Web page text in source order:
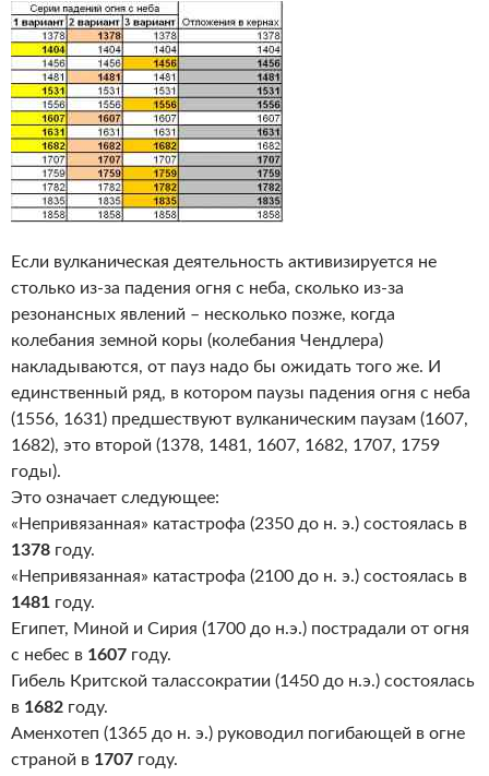
Если вулканическая деятельность активизируется не
столько из-за падения огня с неба, сколько из-за
резонансных явлений – несколько позже, когда
колебания земной коры (колебания Чендлера)
накладываются, от пауз надо бы ожидать того же. И
единственный ряд, в котором паузы падения огня с неба
(1556, 1631) предшествуют вулканическим паузам (1607,
1682), это второй (1378, 1481, 1607, 1682, 1707, 1759
годы).
Это означает следующее:
«Непривязанная» катастрофа (2350 до н. э.) состоялась в
1378 году.
«Непривязанная» катастрофа (2100 до н. э.) состоялась в
1481 году.
Египет, Миной и Сирия (1700 до н.э.) пострадали от огня
с небес в 1607 году.
Гибель Критской талассократии (1450 до н.э.) состоялась
в 1682 году.
Аменхотеп (1365 до н. э.) руководил погибающей в огне
страной в 1707 году.